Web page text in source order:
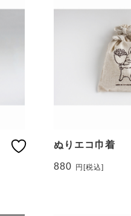
ぬりエコ巾着
880 円[税込]